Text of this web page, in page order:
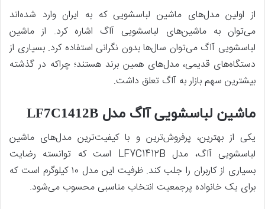
از اولین مدل‌های ماشین لباسشویی که به ایران وارد شده‌اند
می‌توان به ماشین‌های لباسشویی آاگ اشاره کرد. از ماشین
لباسشویی آاگ می‌توان سال‌ها بدون نگرانی استفاده کرد. بسیاری از
دستگاه‌های قدیمی، مدل‌های همین برند هستند؛ چراکه در گذشته
بیشترین سهم بازار به آاگ تعلق داشت.
ماشین لباسشویی‌ آاگ مدل LF7C1412B
یکی از بهترین، پرفروش‌ترین و با کیفیت‌ترین مدل‌های ماشین
لباسشویی‌ آاگ، مدل LF7C1412B است که توانسته رضایت
بسیاری از کاربران را جلب کند. ظرفیت این مدل ۱۰ کیلوگرم است که
برای یک خانواده پرجمعیت انتخاب مناسبی محسوب می‌شود.